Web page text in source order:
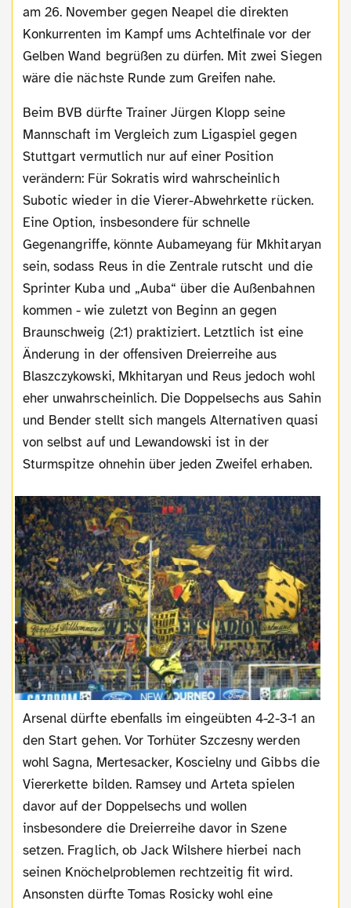
am 26. November gegen Neapel die direkten
Konkurrenten im Kampf ums Achtelfinale vor der
Gelben Wand begrüßen zu dürfen. Mit zwei Siegen
wäre die nächste Runde zum Greifen nahe.
Beim BVB dürfte Trainer Jürgen Klopp seine
Mannschaft im Vergleich zum Ligaspiel gegen
Stuttgart vermutlich nur auf einer Position
verändern: Für Sokratis wird wahrscheinlich
Subotic wieder in die Vierer-Abwehrkette rücken.
Eine Option, insbesondere für schnelle
Gegenangriffe, könnte Aubameyang für Mkhitaryan
sein, sodass Reus in die Zentrale rutscht und die
Sprinter Kuba und „Auba“ über die Außenbahnen
kommen - wie zuletzt von Beginn an gegen
Braunschweig (2:1) praktiziert. Letztlich ist eine
Änderung in der offensiven Dreierreihe aus
Blaszczykowski, Mkhitaryan und Reus jedoch wohl
eher unwahrscheinlich. Die Doppelsechs aus Sahin
und Bender stellt sich mangels Alternativen quasi
von selbst auf und Lewandowski ist in der
Sturmspitze ohnehin über jeden Zweifel erhaben.
Arsenal dürfte ebenfalls im eingeübten 4-2-3-1 an
den Start gehen. Vor Torhüter Szczesny werden
wohl Sagna, Mertesacker, Koscielny und Gibbs die
Viererkette bilden. Ramsey und Arteta spielen
davor auf der Doppelsechs und wollen
insbesondere die Dreierreihe davor in Szene
setzen. Fraglich, ob Jack Wilshere hierbei nach
seinen Knöchelproblemen rechtzeitig fit wird.
Ansonsten dürfte Tomas Rosicky wohl eine